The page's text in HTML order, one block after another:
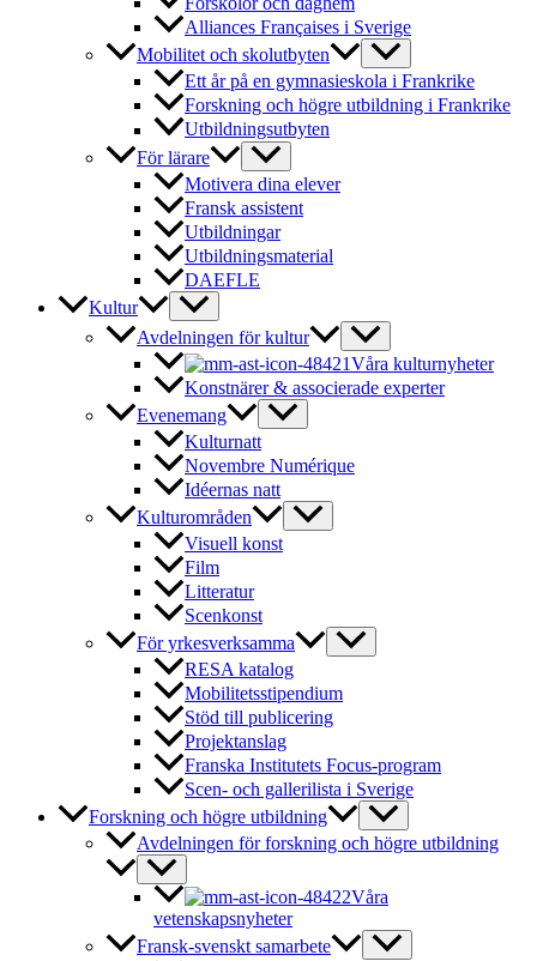
Alliances Françaises i Sverige
Mobilitet och skolutbyten
Ett år på en gymnasieskola i Frankrike
Forskning och högre utbildning i Frankrike
Utbildningsutbyten
För lärare
Motivera dina elever
Fransk assistent
Utbildningar
Utbildningsmaterial
DAEFLE
Kultur
Avdelningen för kultur
Våra kulturnyheter
Konstnärer & associerade experter
Evenemang
Kulturnatt
Novembre Numérique
Idéernas natt
Kulturområden
Visuell konst
Film
Litteratur
Scenkonst
För yrkesverksamma
RESA katalog
Mobilitetsstipendium
Stöd till publicering
Projektanslag
Franska Institutets Focus-program
Scen- och gallerilista i Sverige
Forskning och högre utbildning
Avdelningen för forskning och högre utbildning
Våra
vetenskapsnyheter
Fransk-svenskt samarbete